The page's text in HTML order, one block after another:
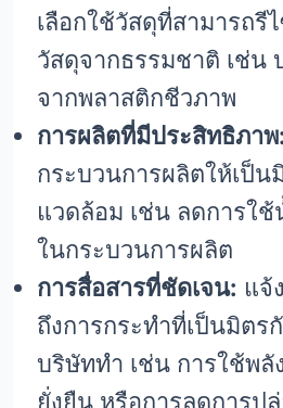
เลือกใช้วัสดุที่สามารถรี
วัสดุจากธรรมชาติ เช่
จากพลาสติกชีวภาพ
การผลิตที่มีประสิทธิภาพ:
กระบวนการผลิตให้เป็น
แวดล้อม เช่น ลดการใ
ในกระบวนการผลิต
การสื่อสารที่ชัดเจน: แจ้
ถึงการกระทำที่เป็นมิตร
บริษัททำ เช่น การใช้พลั
ยั่งยืน หรือการลดการป